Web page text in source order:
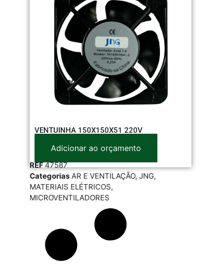
VENTUINHA 150X150X51 220V
Adicionar ao orçamento
REF47587
Categorias AR E VENTILAÇÃO, JNG,
MATERIAIS ELÉTRICOS,
MICROVENTILADORES